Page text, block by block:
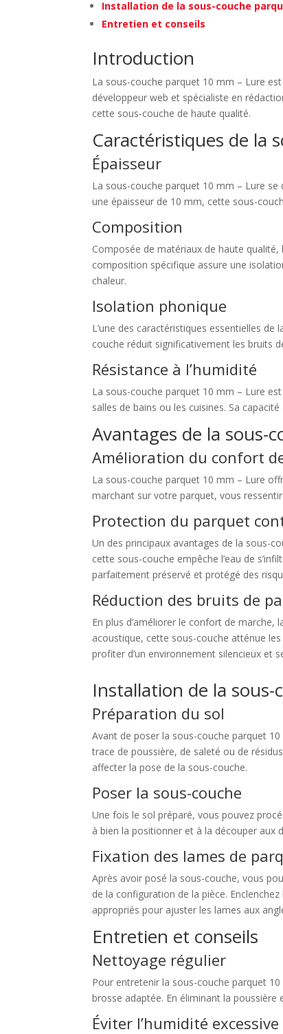
Installation de la sous-couche
Entretien et conseils
Introduction
La sous-couche parquet 10 mm – Lure
développeur web et spécialiste en
cette sous-couche de haute qualité.
Caractéristiques de la
Épaisseur
La sous-couche parquet 10 mm – Lure
une épaisseur de 10 mm, cette sous-
Composition
Composée de matériaux de haute
composition spécifique assure une
chaleur.
Isolation phonique
L’une des caractéristiques essentielles
couche réduit significativement les bruits
Résistance à l’humidité
La sous-couche parquet 10 mm – Lure
salles de bains ou les cuisines. Sa
Avantages de la sous-
Amélioration du confort
La sous-couche parquet 10 mm – Lure
marchant sur votre parquet, vous
Protection du parquet
Un des principaux avantages de la sous-
cette sous-couche empêche l’eau de
parfaitement préservé et protégé des
Réduction des bruits de
En plus d’améliorer le confort de marche,
acoustique, cette sous-couche atténue
profiter d’un environnement silencieux et
Installation de la
Préparation du sol
Avant de poser la sous-couche parquet
trace de poussière, de saleté ou de
affecter la pose de la sous-couche.
Poser la sous-couche
Une fois le sol préparé, vous pouvez
à bien la positionner et à la découper aux
Fixation des lames de
Après avoir posé la sous-couche, vous
de la configuration de la pièce.
appropriés pour ajuster les lames aux
Entretien et conseils
Nettoyage régulier
Pour entretenir la sous-couche parquet
brosse adaptée. En éliminant la
Éviter l’humidité excessive